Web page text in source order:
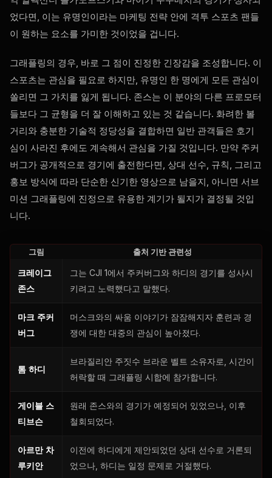
었다면, 이는 유명인이라는 마케팅 전략 안에 격투 스포츠 팬들
이 원하는 요소를 가미한 것이었을 겁니다.
그래플링의 경우, 바로 그 점이 진정한 긴장감을 조성합니다. 이
스포츠는 관심을 필요로 하지만, 유명인 한 명에게 모든 관심이
쏠리면 그 가치를 잃게 됩니다. 존스는 이 분야의 다른 프로모터
들보다 그 균형을 더 잘 이해하고 있는 것 같습니다. 화려한 볼
거리와 충분한 기술적 정당성을 결합하면 일반 관객들은 호기
심이 사라진 후에도 계속해서 관심을 가질 것입니다. 만약 주커
버그가 공개적으로 경기에 출전한다면, 상대 선수, 규칙, 그리고
홍보 방식에 따라 단순한 신기한 영상으로 남을지, 아니면 서브
미션 그래플링에 진정으로 유용한 계기가 될지가 결정될 것입
니다.
그림 출처 기반 관련성
크레이그
존스
그는 CJI 1에서 주커버그와 하디의 경기를 성사시
키려고 노력했다고 말했다.
마크 주커
버그
머스크와의 싸움 이야기가 잠잠해지자 훈련과 경
쟁에 대한 대중의 관심이 높아졌다.
톰 하디
브라질리안 주짓수 브라운 벨트 소유자로, 시간이
허락할 때 그래플링 시합에 참가합니다.
게이블 스
티브슨
원래 존스와의 경기가 예정되어 있었으나, 이후
철회되었다.
아르만 차
루키안
이전에 하디에게 제안되었던 상대 선수로 거론되
었으나, 하디는 일정 문제로 거절했다.